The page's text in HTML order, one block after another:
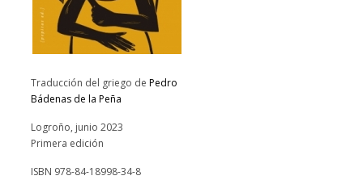
Traducción del griego de Pedro
Bádenas de la Peña
Logroño, junio 2023
Primera edición
ISBN 978-84-18998-34-8